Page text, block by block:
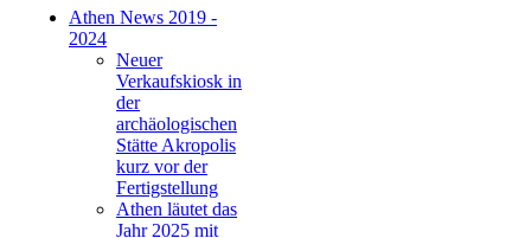
Athen News 2019 -
2024
Neuer
Verkaufskiosk in
der
archäologischen
Stätte Akropolis
kurz vor der
Fertigstellung
Athen läutet das
Jahr 2025 mit